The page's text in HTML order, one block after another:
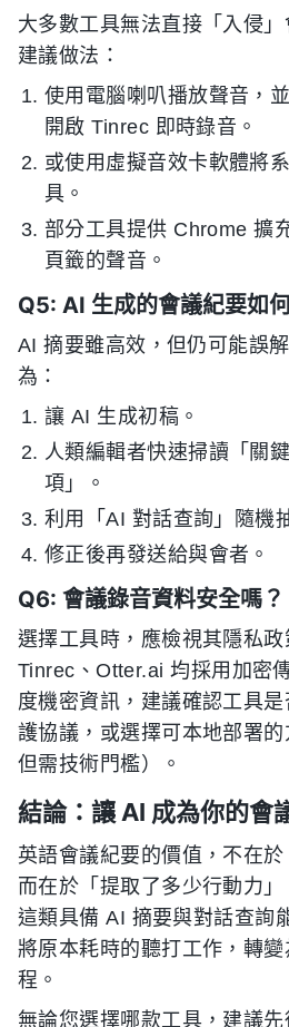
大多數工具無法直接「入侵」
建議做法：
使用電腦喇叭播放聲音，
開啟 Tinrec 即時錄音。
或使用虛擬音效卡軟體將
具。
部分工具提供 Chrome 擴
頁籤的聲音。
Q5: AI 生成的會議紀要如
AI 摘要雖高效，但仍可能誤
為：
讓 AI 生成初稿。
人類編輯者快速掃讀「關
項」。
利用「AI 對話查詢」隨機
修正後再發送給與會者。
Q6: 會議錄音資料安全嗎？
選擇工具時，應檢視其隱私
Tinrec、Otter.ai 均採用加密
度機密資訊，建議確認工具
護協議，或選擇可本地部署的
但需技術門檻）。
結論：讓 AI 成為你的會
英語會議紀要的價值，不在於
而在於「提取了多少行動力
這類具備 AI 摘要與對話查詢
將原本耗時的聽打工作，轉
程。
無論您選擇哪款工具，建議